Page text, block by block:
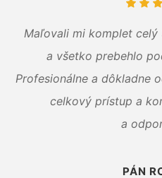
Maľovali mi komplet
a všetko prebehlo
Profesionálne a dôkladne
celkový prístup a
a
PÁN